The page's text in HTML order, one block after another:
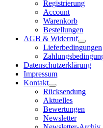
Registrierung
Account
Warenkorb
Bestellungen
AGB & Widerruf
Lieferbedingungen
Datenschutzerklärung
Impressum
Kontakt
Rücksendung
Aktuelles
Bewertungen
Newsletter